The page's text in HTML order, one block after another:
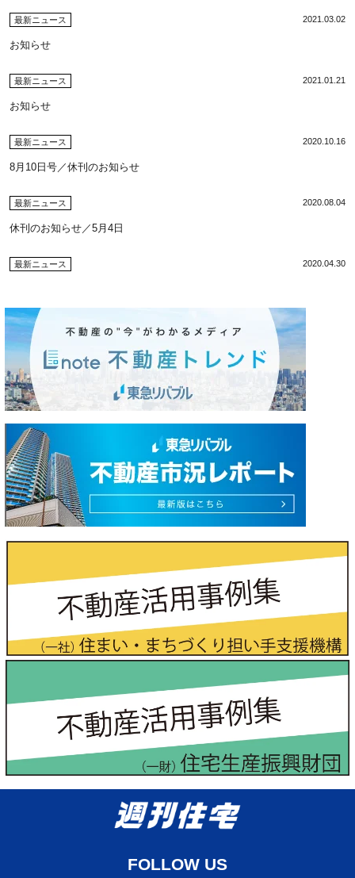
最新ニュース 2021.03.02
お知らせ
最新ニュース 2021.01.21
お知らせ
最新ニュース 2020.10.16
8月10日号／休刊のお知らせ
最新ニュース 2020.08.04
休刊のお知らせ／5月4日
最新ニュース 2020.04.30
FOLLOW US